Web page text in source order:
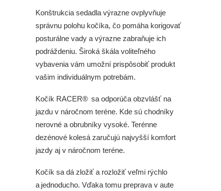
Konštrukcia sedadla výrazne ovplyvňuje
správnu polohu kočíka, čo pomáha korigovať
posturálne vady a výrazne zabraňuje ich
podráždeniu. Široká škála voliteľného
vybavenia vám umožní prispôsobiť produkt
vašim individuálnym potrebám.
Kočík RACER® sa odporúča obzvlášť na
jazdu v náročnom teréne. Kde sú chodníky
nerovné a obrubníky vysoké. Terénne
dezénové kolesá zaručujú najvyšší komfort
jazdy aj v náročnom teréne.
Kočík sa dá zložiť a rozložiť veľmi rýchlo
a jednoducho. Vďaka tomu preprava v aute